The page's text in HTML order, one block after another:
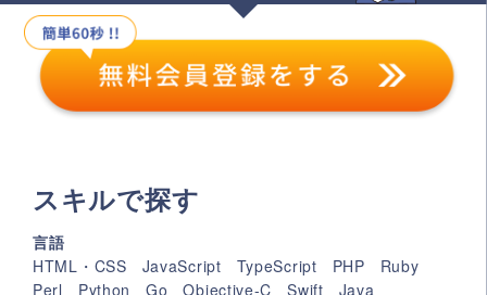
スキルで探す
言語
HTML・CSS
JavaScript TypeScript PHP
Ruby
Perl
Python Go Objective-C Swift
Java